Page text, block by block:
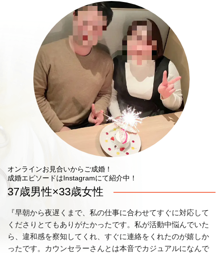
オンラインお見合いからご成婚！
成婚エピソードはInstagramにて紹介中！
37歳男性×33歳女性
『早朝から夜遅くまで、私の仕事に合わせてすぐに対応して
くださりとてもありがたかったです。私が活動中悩んでいた
ら、違和感を察知してくれ、すぐに連絡をくれたのが嬉しか
ったです。カウンセラーさんとは本音でカジュアルになんで